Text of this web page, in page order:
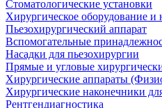
Стоматологические установки
Хирургическое оборудование и
Пьезохирургический аппарат
Вспомогательные
Насадки для пьезохирургии
Прямые и угловые
Хирургические аппараты
Хирургические наконечники
Рентгендиагностика